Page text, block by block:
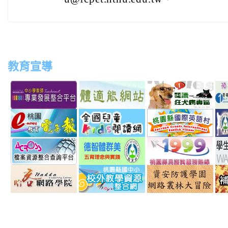
教育宣導
to
http://teachernet.moe.edu.tw/MAIN/index.aspx
to
https://airtw.epa.gov.tw/
link
to
http://
link
to
link
to
http://163.30.192.132/ http://read.moe.edu.tw/
schno=000000
link
to
link
http://across.archives.gov.tw/
link
http://
link
to
link
to
link
to
link
to